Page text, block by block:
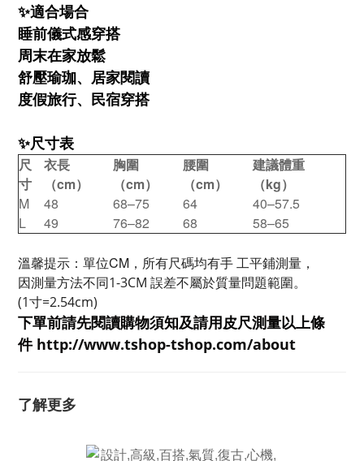
✨適合場合
睡前儀式感穿搭
周末在家放鬆
舒壓瑜珈、居家閱讀
度假旅行、民宿穿搭
✨尺寸表
尺
寸
衣長
（cm）
胸圍
（cm）
腰圍
（cm）
建議體重
（kg）
M
48 68–75 64
40–57.5
L
49 76–82 68 58–65
溫馨提示：單位CM，所有尺碼均有手 工平鋪測量，
因測量方法不同1-3CM 誤差不屬於質量問題範圍。
(1寸=2.54cm)
下單前請先閱讀購物須知及請用皮尺測量以上條
件 http://www.tshop-tshop.com/about
了解更多